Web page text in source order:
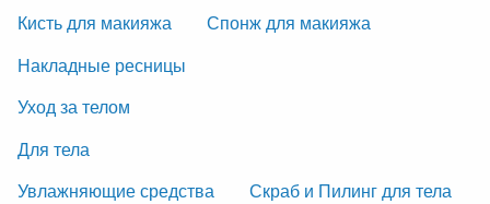
Кисть для макияжа
Спонж для макияжа
Накладные ресницы
Уход за телом
Для тела
Увлажняющие средства
Скраб и Пилинг для тела